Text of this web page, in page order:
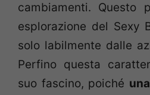
cambiamenti. Questo
esplorazione del Sexy
solo labilmente dalle
Perfino questa
suo fascino, poiché